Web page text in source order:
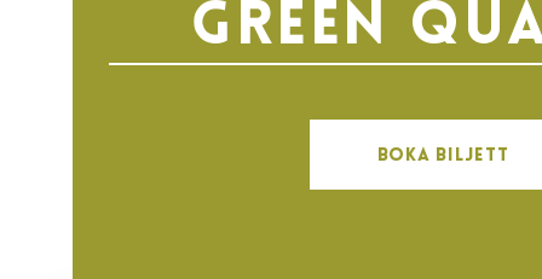
Green
Boka biljett